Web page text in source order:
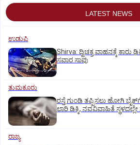
LATEST NEWS
ಉಡುಪಿ
Shirva: ದ್ವಿಚಕ್ರ ವಾಹನಕ್ಕೆ ಕಾರು
ಸವಾರ ಸಾವು
ತುಮಕೂರು
ರಸ್ತೆ ಗುಂಡಿ ತಪ್ಪಿಸಲು ಹೋಗಿ
ಲಾರಿ ಡಿಕ್ಕಿ, ನವವಿವಾಹಿತೆ ಸ್ಥಳದಲ್ಲೇ
ರಾಜ್ಯ